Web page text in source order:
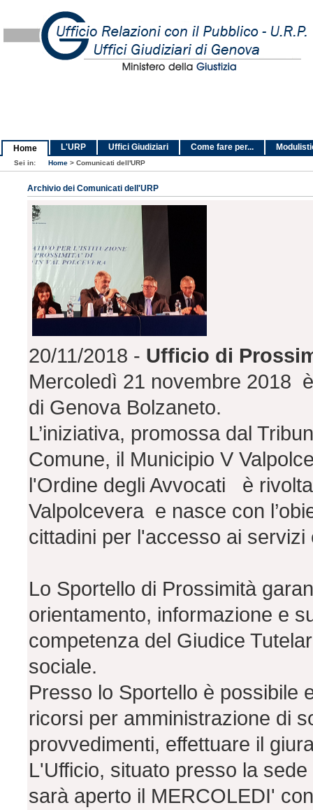
Home L'URP Uffici Giudiziari Come fare per...
Sei in: Home > Comunicati dell'URP
Archivio dei Comunicati dell'URP
20/11/2018 - Ufficio di
Mercoledì 21 novembre 2018
di Genova Bolzaneto.
L’iniziativa, promossa dal
Comune, il Municipio V
l'Ordine degli Avvocati è
Valpolcevera e nasce con
cittadini per l'accesso ai
Lo Sportello di Prossimità
orientamento, informazione e
competenza del Giudice
sociale.
Presso lo Sportello è possibile
ricorsi per amministrazione di
provvedimenti, effettuare il
L'Ufficio, situato presso la
sarà aperto il MERCOLEDI'